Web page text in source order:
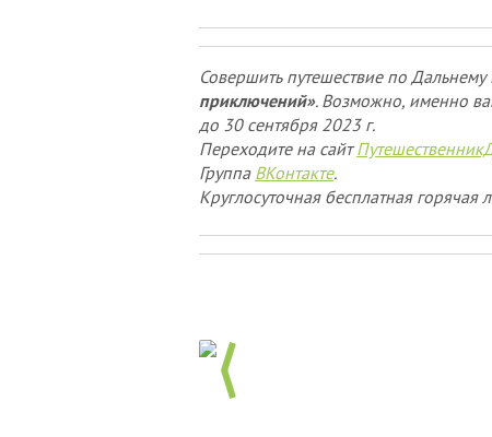
Совершить путешествие по
приключений». Возможно, именно
до 30 сентября 2023 г.
Переходите на сайт
Группа ВКонтакте.
Круглосуточная бесплатная